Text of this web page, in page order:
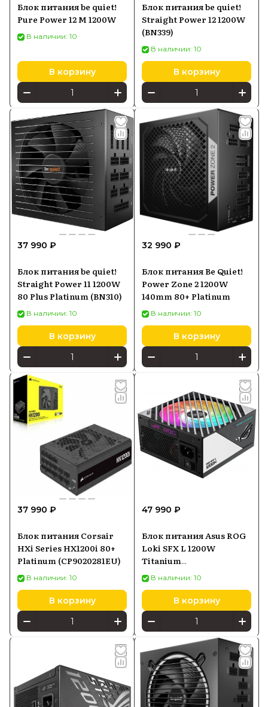
Блок питания be quiet!
Pure Power 12 M 1200W
В наличии: 10
В корзину
Блок питания be quiet!
Straight Power 12 1200W
(BN339)
В наличии: 10
В корзину
37 990 ₽
Блок питания be quiet!
Straight Power 11 1200W
80 Plus Platinum (BN310)
В наличии: 10
В корзину
32 990 ₽
Блок питания Be Quiet!
Power Zone 2 1200W
140mm 80+ Platinum
В наличии: 10
В корзину
37 990 ₽
Блок питания Corsair
HXi Series HX1200i 80+
Platinum (CP9020281EU)
В наличии: 10
В корзину
47 990 ₽
Блок питания Asus ROG
Loki SFX L 1200W
Titanium
(90YE00N0B0NA00)
В наличии: 10
В корзину